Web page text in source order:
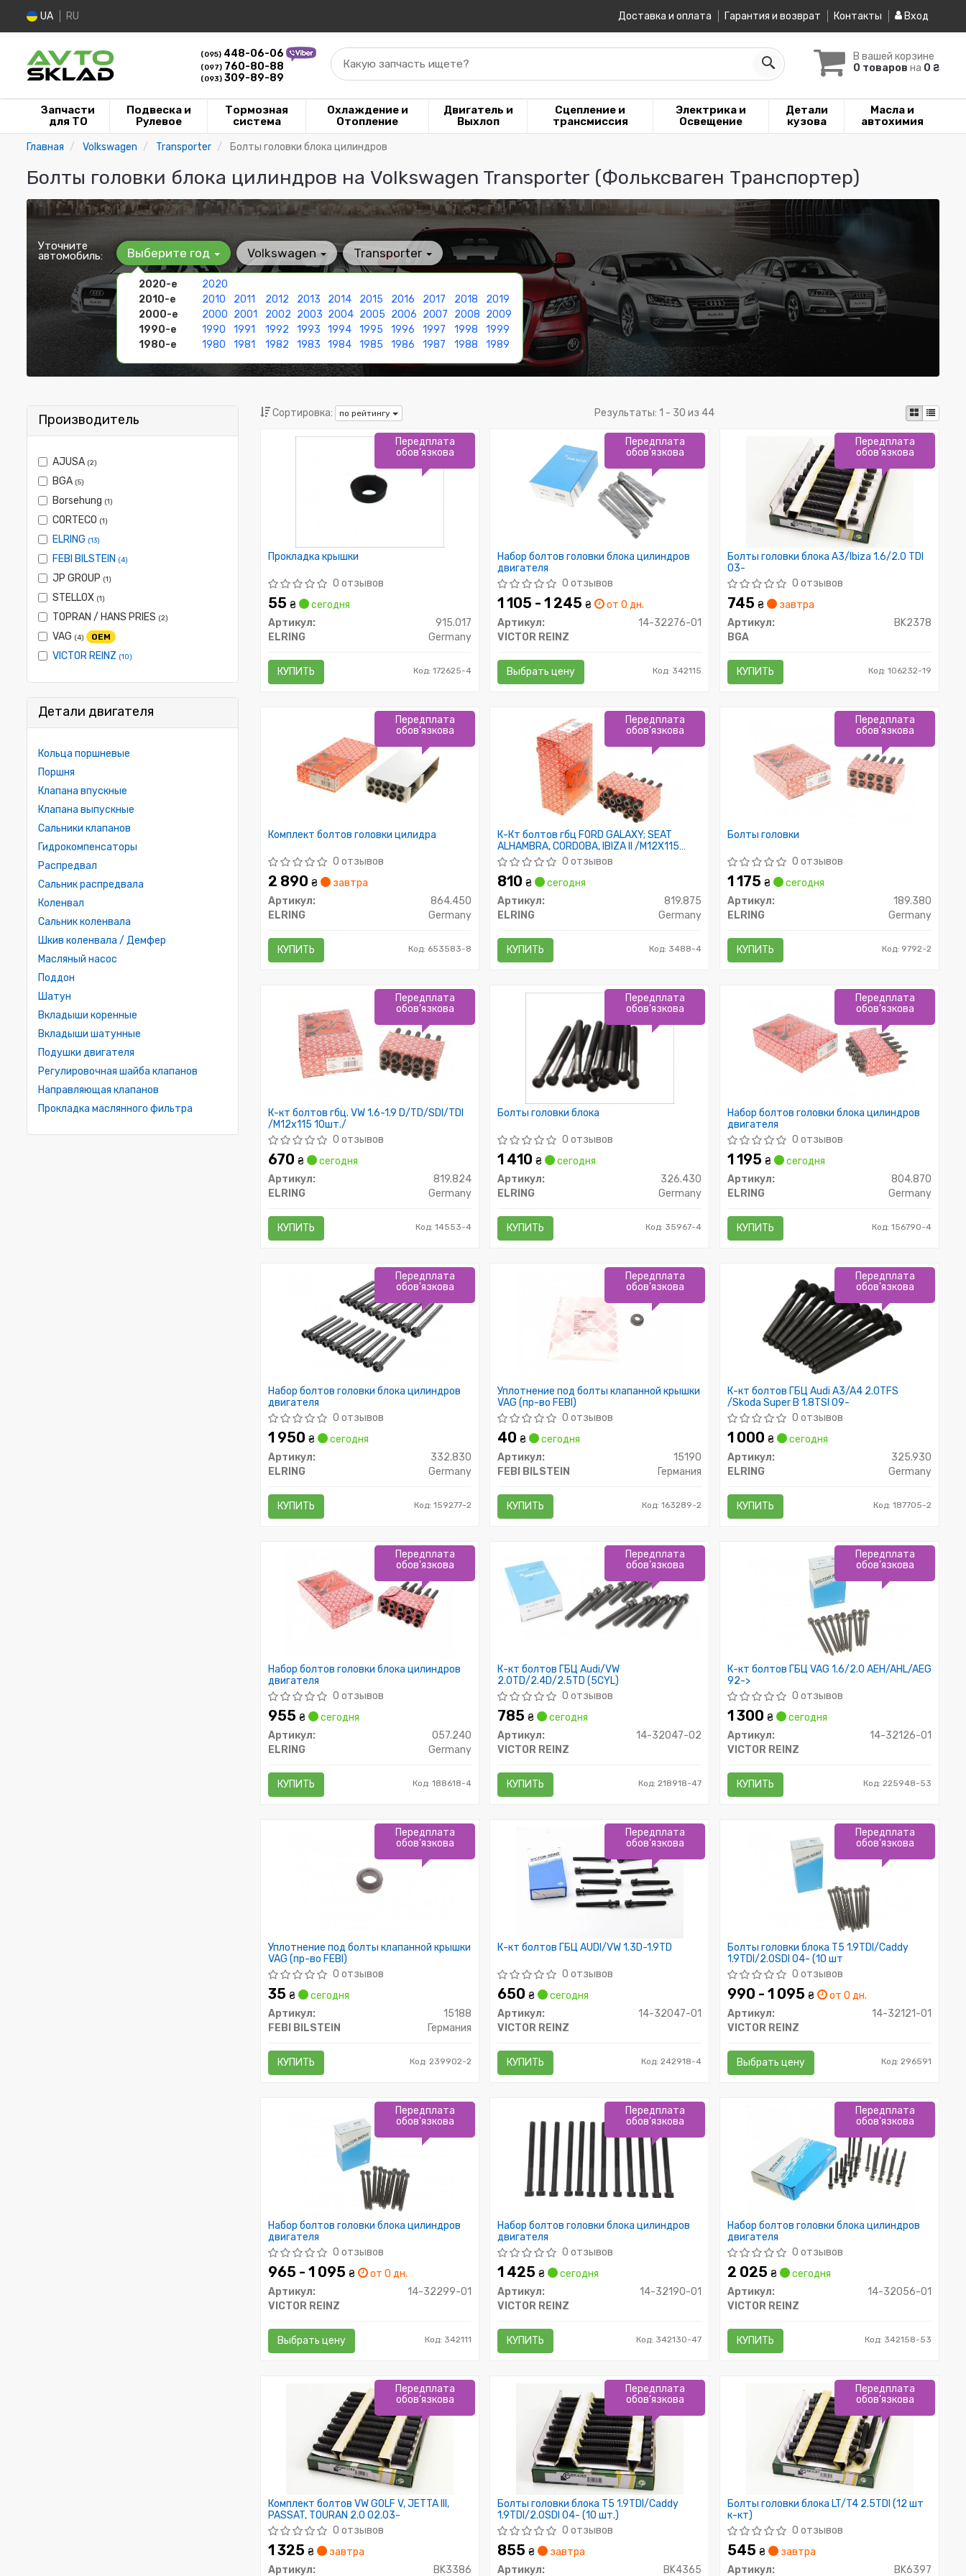
UA RU Доставка и оплата Гарантия и возврат Контакты Вход
(095) 448-06-06
(097) 760-80-88
(093) 309-89-89
В вашей корзине
0 товаров на 0 ₴
Какую запчасть ищете?
Запчасти
для ТО
Подвеска и
Рулевое
Тормозная
система
Охлаждение и
Отопление
Двигатель и
Выхлоп
Сцепление и
трансмиссия
Электрика и
Освещение
Детали
кузова
Масла и
автохимия
Главная Volkswagen Transporter Болты головки блока цилиндров
Болты головки блока цилиндров на Volkswagen Transporter (Фольксваген Транспортер)
Уточните
автомобиль: Выберите год
2020-е
2020
2010-е
2010 2011 2012 2013 2014 2015 2016 2017 2018
2019
2000-е
2000 2001 2002 2003 2004 2005 2006 2007 2008 2009
1990-е
1990 1991 1992 1993 1994 1995 1996 1997 1998
1999
1980-е
1980 1981 1982 1983 1984 1985 1986 1987 1988 1989
Volkswagen Transporter
Производитель
AJUSA (2)
BGA (5)
Borsehung (1)
CORTECO (1)
ELRING (13)
FEBI BILSTEIN (4)
JP GROUP (1)
STELLOX (1)
TOPRAN / HANS PRIES (2)
VAG (4) OEM
VICTOR REINZ (10)
Детали двигателя
Кольца поршневые
Поршня
Клапана впускные
Клапана выпускные
Сальники клапанов
Гидрокомпенсаторы
Распредвал
Сальник распредвала
Коленвал
Сальник коленвала
Шкив коленвала / Демфер
Масляный насос
Поддон
Шатун
Вкладыши коренные
Вкладыши шатунные
Подушки двигателя
Регулировочная шайба клапанов
Направляющая клапанов
Прокладка маслянного фильтра
Сортировка: по рейтингу Результаты: 1 - 30 из 44
Прокладка крышки
0 отзывов
55 ₴
сегодня
Артикул:
915.017
ELRING
Germany
КУПИТЬ Код: 172625-4
Передплата
обов'язкова
Набор болтов головки блока цилиндров
двигателя
0 отзывов
1 105 - 1 245₴
от 0 дн.
Артикул:
14-32276-01
VICTOR REINZ
Выбрать цену Код: 342115
Передплата
обов'язкова
Болты головки блока A3/Ibiza 1.6/2.0 TDI
03-
0 отзывов
745₴
завтра
Артикул:
BK2378
BGA
КУПИТЬ Код: 106232-19
Передплата
обов'язкова
Комплект болтов головки цилидра
0 отзывов
2 890 ₴
завтра
Артикул:
864.450
ELRING
Germany
КУПИТЬ Код: 653583-8
Передплата
обов'язкова
К-Кт болтов гбц FORD GALAXY; SEAT
ALHAMBRA, CORDOBA, IBIZA II /M12X115
12шт./
0 отзывов
810₴
сегодня
Артикул:
819.875
ELRING
Germany
КУПИТЬ Код: 3488-4
Передплата
обов'язкова
Болты головки
0 отзывов
1 175₴
сегодня
Артикул:
189.380
ELRING
Germany
КУПИТЬ Код: 9792-2
Передплата
обов'язкова
К-кт болтов гбц. VW 1.6-1.9 D/TD/SDI/TDI
/M12x115 10шт./
0 отзывов
670 ₴
сегодня
Артикул:
819.824
ELRING
Germany
КУПИТЬ Код: 14553-4
Передплата
обов'язкова
Болты головки блока
0 отзывов
1 410₴
сегодня
Артикул:
326.430
ELRING
Germany
КУПИТЬ Код: 35967-4
Передплата
обов'язкова
Набор болтов головки блока цилиндров
двигателя
0 отзывов
1 195₴
сегодня
Артикул:
804.870
ELRING
Germany
КУПИТЬ Код: 156790-4
Передплата
обов'язкова
Набор болтов головки блока цилиндров
двигателя
0 отзывов
1 950 ₴
сегодня
Артикул:
332.830
ELRING
Germany
КУПИТЬ Код: 159277-2
Передплата
обов'язкова
Уплотнение под болты клапанной крышки
VAG (пр-во FEBI)
0 отзывов
40₴
сегодня
Артикул:
15190
FEBI BILSTEIN
Германия
КУПИТЬ Код: 163289-2
Передплата
обов'язкова
К-кт болтов ГБЦ Audi A3/A4 2.0TFS
/Skoda Super B 1.8TSI 09-
0 отзывов
1 000₴
сегодня
Артикул:
325.930
ELRING
Germany
КУПИТЬ Код: 187705-2
Передплата
обов'язкова
Набор болтов головки блока цилиндров
двигателя
0 отзывов
955 ₴
сегодня
Артикул:
057.240
ELRING
Germany
КУПИТЬ Код: 188618-4
Передплата
обов'язкова
К-кт болтов ГБЦ Audi/VW
2.0TD/2.4D/2.5TD (5CYL)
0 отзывов
785₴
сегодня
Артикул:
14-32047-02
VICTOR REINZ
КУПИТЬ Код: 218918-47
Передплата
обов'язкова
К-кт болтов ГБЦ VAG 1.6/2.0 AEH/AHL/AEG
92->
0 отзывов
1 300₴
сегодня
Артикул:
14-32126-01
VICTOR REINZ
КУПИТЬ Код: 225948-53
Передплата
обов'язкова
Уплотнение под болты клапанной крышки
VAG (пр-во FEBI)
0 отзывов
35 ₴
сегодня
Артикул:
15188
FEBI BILSTEIN
Германия
КУПИТЬ Код: 239902-2
Передплата
обов'язкова
К-кт болтов ГБЦ AUDI/VW 1.3D-1.9TD
0 отзывов
650₴
сегодня
Артикул:
14-32047-01
VICTOR REINZ
КУПИТЬ Код: 242918-4
Передплата
обов'язкова
Болты головки блока T5 1.9TDI/Caddy
1.9TDI/2.0SDI 04- (10 шт
0 отзывов
990 - 1 095₴
от 0 дн.
Артикул:
14-32121-01
VICTOR REINZ
Выбрать цену Код: 296591
Передплата
обов'язкова
Набор болтов головки блока цилиндров
двигателя
0 отзывов
965 - 1 095 ₴
от 0 дн.
Артикул:
14-32299-01
VICTOR REINZ
Выбрать цену Код: 342111
Передплата
обов'язкова
Набор болтов головки блока цилиндров
двигателя
0 отзывов
1 425₴
сегодня
Артикул:
14-32190-01
VICTOR REINZ
КУПИТЬ Код: 342130-47
Передплата
обов'язкова
Набор болтов головки блока цилиндров
двигателя
0 отзывов
2 025₴
сегодня
Артикул:
14-32056-01
VICTOR REINZ
КУПИТЬ Код: 342158-53
Передплата
обов'язкова
Комплект болтов VW GOLF V, JETTA III,
PASSAT, TOURAN 2.0 02.03-
0 отзывов
1 325 ₴
завтра
Артикул:
BK3386
Передплата
обов'язкова
Болты головки блока T5 1.9TDI/Caddy
1.9TDI/2.0SDI 04- (10 шт.)
0 отзывов
855₴
завтра
Артикул:
BK4365
Передплата
обов'язкова
Болты головки блока LT/T4 2.5TDI (12 шт
к-кт)
0 отзывов
545₴
завтра
Артикул:
BK6397
Передплата
обов'язкова